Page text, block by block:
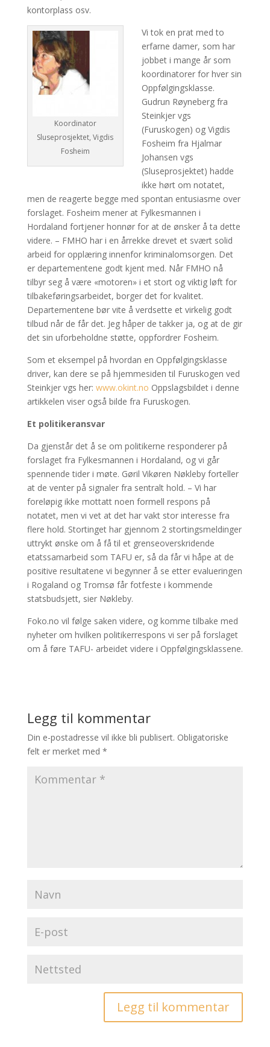
kontorplass osv.
Koordinator
Sluseprosjektet, Vigdis
Fosheim
Vi tok en prat med to
erfarne damer, som har
jobbet i mange år som
koordinatorer for hver sin
Oppfølgingsklasse.
Gudrun Røyneberg fra
Steinkjer vgs
(Furuskogen) og Vigdis
Fosheim fra Hjalmar
Johansen vgs
(Sluseprosjektet) hadde
ikke hørt om notatet,
men de reagerte begge med spontan entusiasme over
forslaget. Fosheim mener at Fylkesmannen i
Hordaland fortjener honnør for at de ønsker å ta dette
videre. – FMHO har i en årrekke drevet et svært solid
arbeid for opplæring innenfor kriminalomsorgen. Det
er departementene godt kjent med. Når FMHO nå
tilbyr seg å være «motoren» i et stort og viktig løft for
tilbakeføringsarbeidet, borger det for kvalitet.
Departementene bør vite å verdsette et virkelig godt
tilbud når de får det. Jeg håper de takker ja, og at de gir
det sin uforbeholdne støtte, oppfordrer Fosheim.
Som et eksempel på hvordan en Oppfølgingsklasse
driver, kan dere se på hjemmesiden til Furuskogen ved
Steinkjer vgs her: www.okint.no Oppslagsbildet i denne
artikkelen viser også bilde fra Furuskogen.
Et politikeransvar
Da gjenstår det å se om politikerne responderer på
forslaget fra Fylkesmannen i Hordaland, og vi går
spennende tider i møte. Gøril Vikøren Nøkleby forteller
at de venter på signaler fra sentralt hold. – Vi har
foreløpig ikke mottatt noen formell respons på
notatet, men vi vet at det har vakt stor interesse fra
flere hold. Stortinget har gjennom 2 stortingsmeldinger
uttrykt ønske om å få til et grenseoverskridende
etatssamarbeid som TAFU er, så da får vi håpe at de
positive resultatene vi begynner å se etter evalueringen
i Rogaland og Tromsø får fotfeste i kommende
statsbudsjett, sier Nøkleby.
Foko.no vil følge saken videre, og komme tilbake med
nyheter om hvilken politikerrespons vi ser på forslaget
om å føre TAFU- arbeidet videre i Oppfølgingsklassene.
Legg til kommentar
Din e-postadresse vil ikke bli publisert. Obligatoriske
felt er merket med *